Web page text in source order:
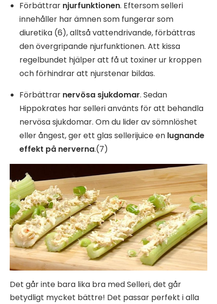
Förbättrar njurfunktionen. Eftersom selleri
innehåller har ämnen som fungerar som
diuretika (6), alltså vattendrivande, förbättras
den övergripande njurfunktionen. Att kissa
regelbundet hjälper att få ut toxiner ur kroppen
och förhindrar att njurstenar bildas.
Förbättrar nervösa sjukdomar. Sedan
Hippokrates har selleri använts för att behandla
nervösa sjukdomar. Om du lider av sömnlöshet
eller ångest, ger ett glas sellerijuice en lugnande
effekt på nerverna.(7)
Det går inte bara lika bra med Selleri, det går
betydligt mycket bättre! Det passar perfekt i alla